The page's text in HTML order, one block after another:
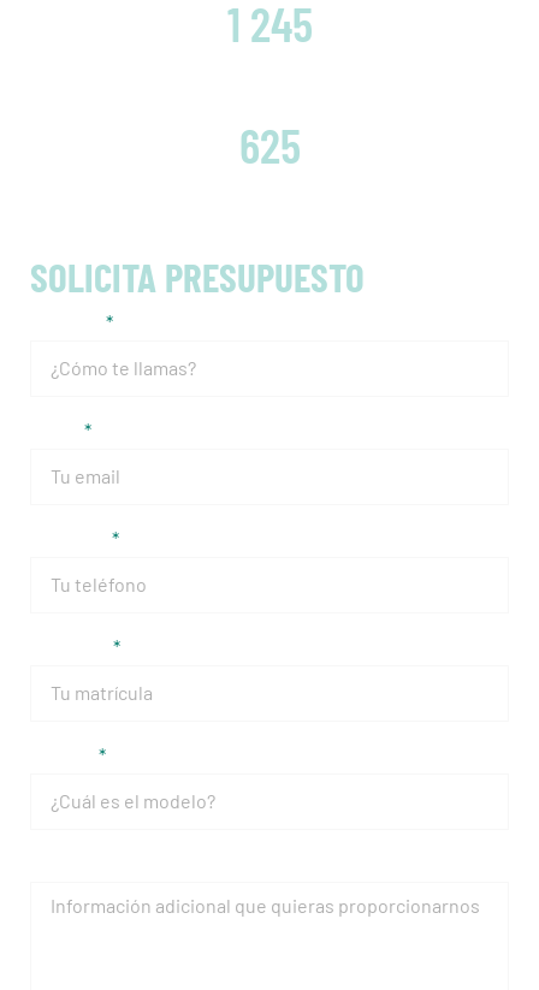
SOLICITA PRESUPUESTO
1 245
625